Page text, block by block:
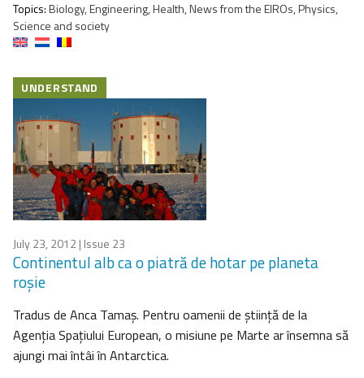
Topics:Biology, Engineering, Health, News from the EIROs, Physics,
Science and society
UNDERSTAND
July 23, 2012| Issue 23
Continentul alb ca o piatră de hotar pe planeta
roşie
Tradus de Anca Tamaş. Pentru oamenii de ştiinţă de la
Agenţia Spaţiului European, o misiune pe Marte ar însemna să
ajungi mai întâi în Antarctica.